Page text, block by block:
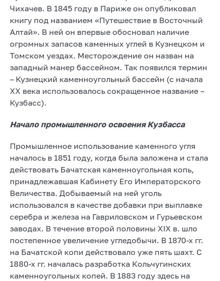
Чихачев. В 1845 году в Париже он опубликовал
книгу под названием «Путешествие в Восточный
Алтай». В ней он впервые обосновал наличие
огромных запасов каменных углей в Кузнецком и
Томском уездах. Месторождение он назван на
западный манер бассейном. Так появился термин
– Кузнецкий каменноугольный бассейн (с начала
ХХ века использовалось сокращенное название –
Кузбасс).
Начало промышленного освоения Кузбасса
Промышленное использование каменного угля
началось в 1851 году, когда была заложена и стала
действовать Бачатская каменноугольная копь,
принадлежавшая Кабинету Его Императорского
Величества. Добываемый на ней уголь
использовался в качестве добавки при выплавке
серебра и железа на Гавриловском и Гурьевском
заводах. В течение второй половины XIX в. шло
постепенное увеличение угледобычи. В 1870-х гг.
на Бачатской копи действовало уже пять шахт. С
1880-х гг. началась разработка Кольчугинских
каменноугольных копей. В 1883 году здесь на